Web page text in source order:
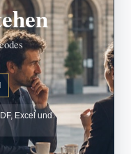
Excel und